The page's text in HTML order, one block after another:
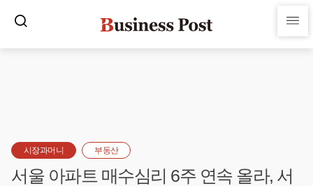
시장과머니 부동산
서울 아파트 매수심리 6주 연속 올라, 서